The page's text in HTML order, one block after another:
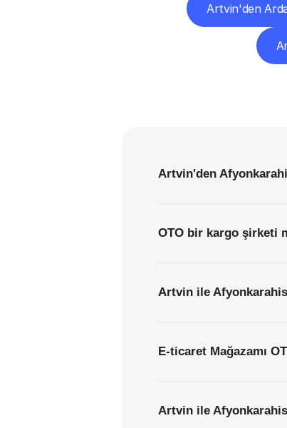
Artvin'den
Artvin'den
OTO bir kargo şirketi
Artvin ile
E-ticaret Mağazamı
Artvin ile